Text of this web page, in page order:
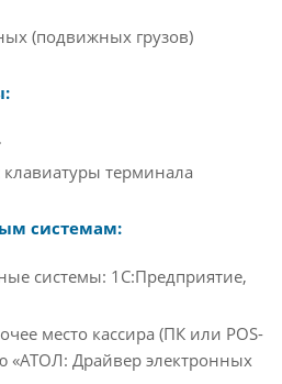
(подвижных грузов)
терминала
системам:
системы: 1С:Предприятие,
место кассира (ПК или POS-
«АТОЛ: Драйвер электронных